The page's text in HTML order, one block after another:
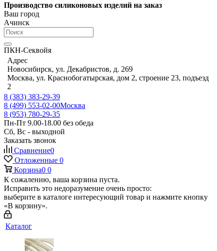
Производство силиконовых изделий на заказ
Ваш город
Ачинск
ПКН-Секвойя
Адрес
Новосибирск, ул. Декабристов, д. 269
Москва, ул. Краснобогатырская, дом 2, строение 23, подъезд
2
8 (383) 383-29-39
8 (499) 553-02-00Москва
8 (953) 780-29-35
Пн-Пт 9.00-18.00 без обеда
Сб, Вс - выходной
Заказать звонок
Сравнение0
Отложенные 0
Корзина0 0
К сожалению, ваша корзина пуста.
Исправить это недоразумение очень просто:
выберите в каталоге интересующий товар и нажмите кнопку
«В корзину».
Каталог